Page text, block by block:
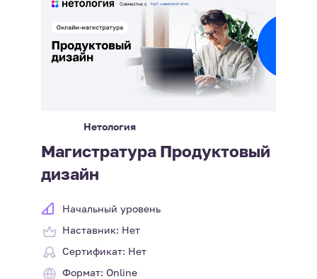
Нетология
Магистратура Продуктовый
дизайн
Начальный уровень
Наставник: Нет
Сертификат: Нет
Формат: Online